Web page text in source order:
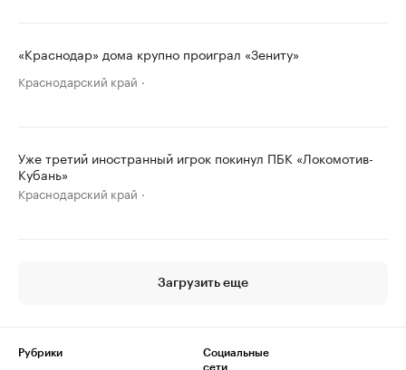
«Краснодар» дома крупно проиграл «Зениту»
Краснодарский край
Уже третий иностранный игрок покинул ПБК «Локомотив-
Кубань»
Краснодарский край
Загрузить еще
Рубрики
Социальные
сети